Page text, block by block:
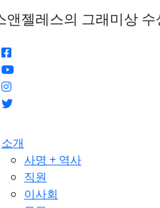
앤젤레스의 그래미상
소개
사명 + 역사
직원
이사회